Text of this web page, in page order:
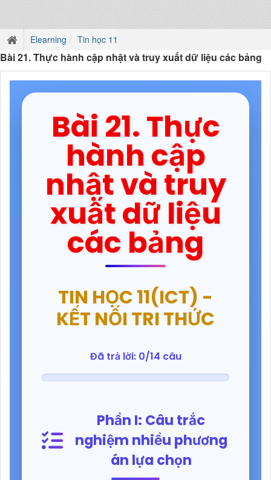
Elearning Tin học 11
Bài 21. Thực hành cập nhật và truy xuất dữ liệu các bảng